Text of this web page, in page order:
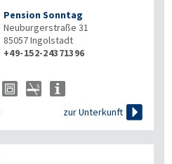
Pension Sonntag
Neuburgerstraße 31
85057Ingolstadt
+49-152-24371396
zur Unterkunft 